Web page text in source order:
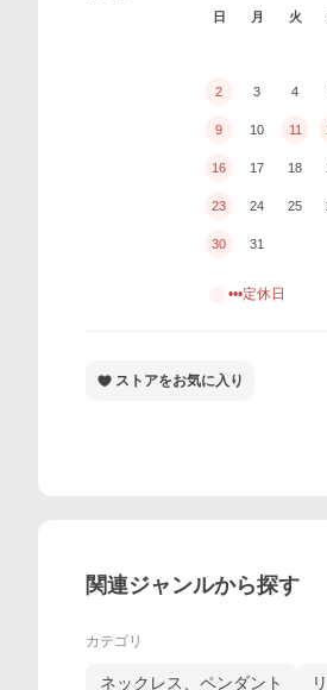
日 月 火
2 3 4
9 10 11
16 17 18
23 24 25
30 31
•••定休日
ストアをお気に入り
関連ジャンルから探す
カテゴリ
ネックレス、ペンダント